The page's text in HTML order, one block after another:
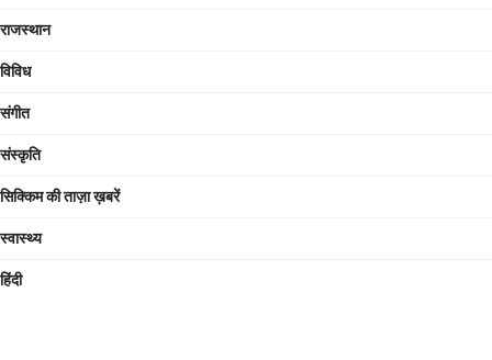
राजस्थान
विविध
संगीत
संस्कृति
सिक्किम की ताज़ा ख़बरें
स्वास्थ्य
हिंदी